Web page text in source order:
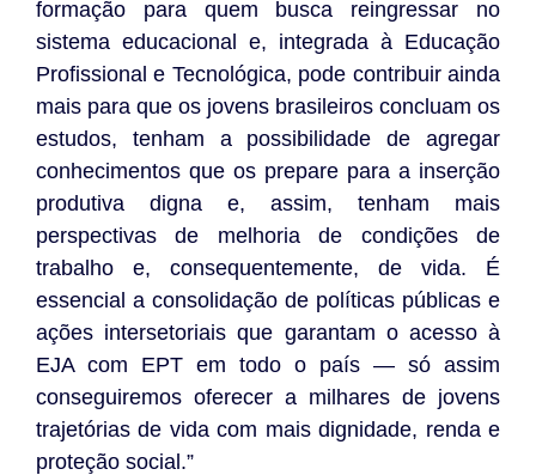
formação para quem busca reingressar no
sistema educacional e, integrada à Educação
Profissional e Tecnológica, pode contribuir ainda
mais para que os jovens brasileiros concluam os
estudos, tenham a possibilidade de agregar
conhecimentos que os prepare para a inserção
produtiva digna e, assim, tenham mais
perspectivas de melhoria de condições de
trabalho e, consequentemente, de vida. É
essencial a consolidação de políticas públicas e
ações intersetoriais que garantam o acesso à
EJA com EPT em todo o país — só assim
conseguiremos oferecer a milhares de jovens
trajetórias de vida com mais dignidade, renda e
proteção social.”